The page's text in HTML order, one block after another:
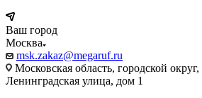
Ваш город
Москва
msk.zakaz@megaruf.ru
Московская область, городской
Ленинградская улица, дом 1